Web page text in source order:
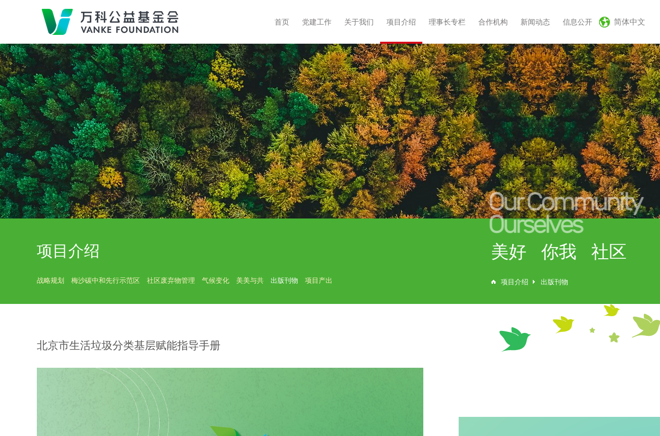
首页 党建工作 关于我们 项目介绍 理事长专栏 合作机构 新闻动态 信息公开 简体中文
项目介绍
战略规划 梅沙碳中和先行示范区 社区废弃物管理 气候变化 美美与共 出版刊物 项目产出
美好 你我 社区
项目介绍 出版刊物
北京市生活垃圾分类基层赋能指导手册